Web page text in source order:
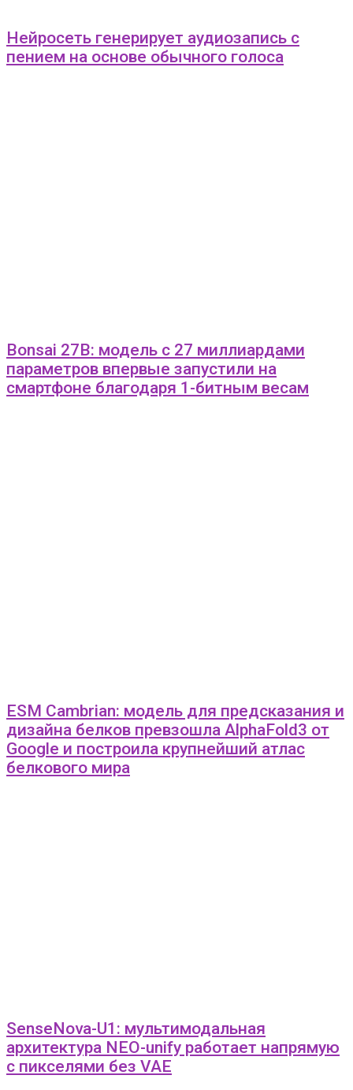
Нейросеть генерирует аудиозапись с
пением на основе обычного голоса
Bonsai 27B: модель с 27 миллиардами
параметров впервые запустили на
смартфоне благодаря 1-битным весам
ESM Cambrian: модель для предсказания и
дизайна белков превзошла AlphaFold3 от
Google и построила крупнейший атлас
белкового мира
SenseNova-U1: мультимодальная
архитектура NEO-unify работает напрямую
с пикселями без VAE